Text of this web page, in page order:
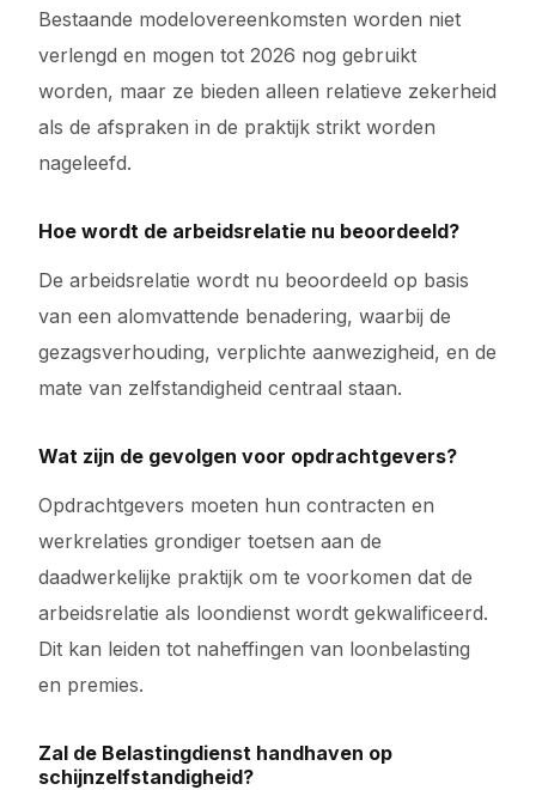
Bestaande modelovereenkomsten worden niet
verlengd en mogen tot 2026 nog gebruikt
worden, maar ze bieden alleen relatieve zekerheid
als de afspraken in de praktijk strikt worden
nageleefd.
Hoe wordt de arbeidsrelatie nu beoordeeld?
De arbeidsrelatie wordt nu beoordeeld op basis
van een alomvattende benadering, waarbij de
gezagsverhouding, verplichte aanwezigheid, en de
mate van zelfstandigheid centraal staan.
Wat zijn de gevolgen voor opdrachtgevers?
Opdrachtgevers moeten hun contracten en
werkrelaties grondiger toetsen aan de
daadwerkelijke praktijk om te voorkomen dat de
arbeidsrelatie als loondienst wordt gekwalificeerd.
Dit kan leiden tot naheffingen van loonbelasting
en premies.
Zal de Belastingdienst handhaven op
schijnzelfstandigheid?